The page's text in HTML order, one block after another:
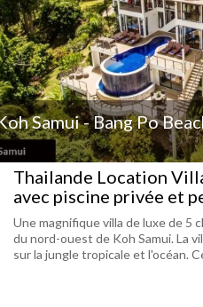
Samui - Bang Po
Thailande Location
avec piscine privée et
Une magnifique villa de luxe de 5
du nord-ouest de Koh Samui. La
sur la jungle tropicale et l'océan.